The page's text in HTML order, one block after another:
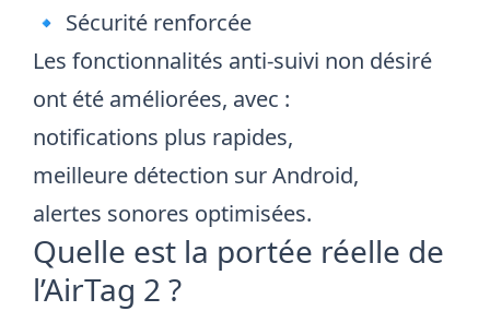
🔹 Sécurité renforcée
Les fonctionnalités anti-suivi non désiré
ont été améliorées, avec :
notifications plus rapides,
meilleure détection sur Android,
alertes sonores optimisées.
Quelle est la portée réelle de
l’AirTag 2 ?